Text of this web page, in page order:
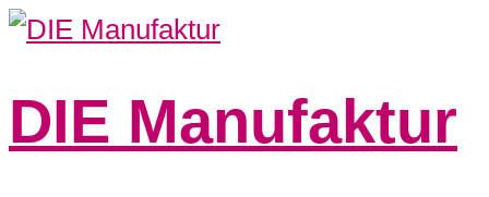
DIE Manufaktur